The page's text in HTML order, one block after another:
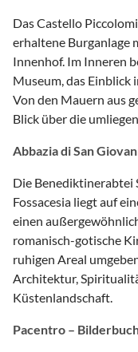
Das Castello
erhaltene Burganlage
Innenhof. Im Inneren
Museum, das Einblick
Von den Mauern aus
Blick über die
Abbazia di San
Die Benediktinerabtei
Fossacesia liegt auf
einen
romanisch-gotische
ruhigen Areal
Architektur,
Küstenlandschaft.
Pacentro –